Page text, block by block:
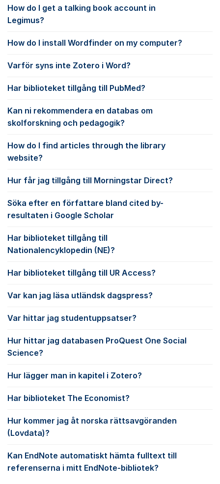
How do I get a talking book account in
Legimus?
How do I install Wordfinder on my computer?
Varför syns inte Zotero i Word?
Har biblioteket tillgång till PubMed?
Kan ni rekommendera en databas om
skolforskning och pedagogik?
How do I find articles through the library
website?
Hur får jag tillgång till Morningstar Direct?
Söka efter en författare bland cited by-
resultaten i Google Scholar
Har biblioteket tillgång till
Nationalencyklopedin (NE)?
Har biblioteket tillgång till UR Access?
Var kan jag läsa utländsk dagspress?
Var hittar jag studentuppsatser?
Hur hittar jag databasen ProQuest One Social
Science?
Hur lägger man in kapitel i Zotero?
Har biblioteket The Economist?
Hur kommer jag åt norska rättsavgöranden
(Lovdata)?
Kan EndNote automatiskt hämta fulltext till
referenserna i mitt EndNote-bibliotek?